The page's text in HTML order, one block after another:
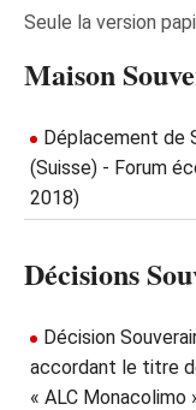
Seule la version
Maison
Déplacement de
(Suisse) - Forum
2018)
Décisions
Décision
accordant le titre
« ALC Monacolimo